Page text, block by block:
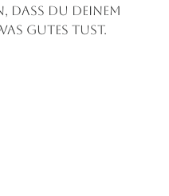
dass du deinem
Gutes tust.